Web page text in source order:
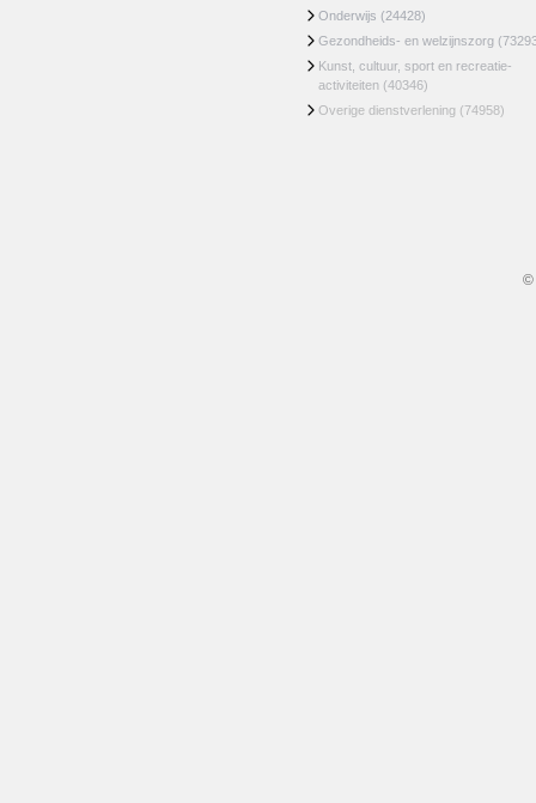
Onderwijs (24428)
Gezondheids- en welzijnszorg
Kunst, cultuur, sport en recreatie-
activiteiten (40346)
Overige dienstverlening (74958)
©